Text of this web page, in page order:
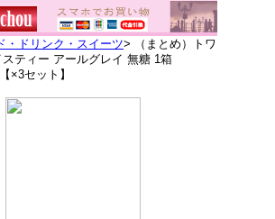
・ドリンク・スイーツ> （まとめ）トワ
ティー アールグレイ 無糖 1箱
×3セット】